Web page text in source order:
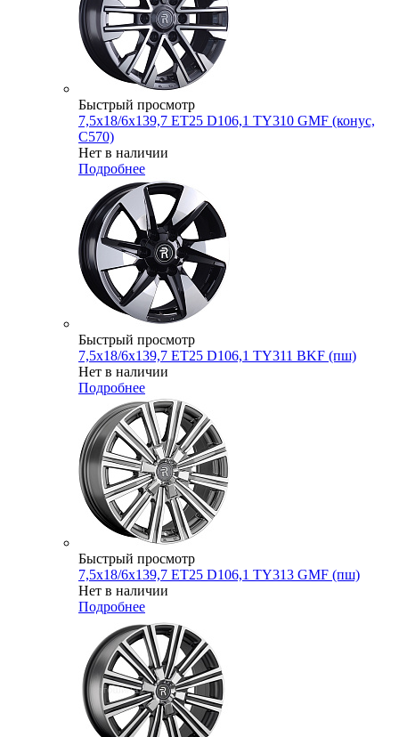
Быстрый просмотр
7,5x18/6x139,7 ET25 D106,1 TY310 GMF (конус,
C570)
Нет в наличии
Подробнее
Быстрый просмотр
7,5x18/6x139,7 ET25 D106,1 TY311 BKF (пш)
Нет в наличии
Подробнее
Быстрый просмотр
7,5x18/6x139,7 ET25 D106,1 TY313 GMF (пш)
Нет в наличии
Подробнее